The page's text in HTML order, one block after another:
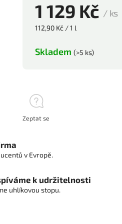
1 129 Kč / ks
112,90 Kč / 1 l
Skladem (>5 ks)
Zeptat se
v Evropě.
k udržitelnosti
uhlíkovou stopu.